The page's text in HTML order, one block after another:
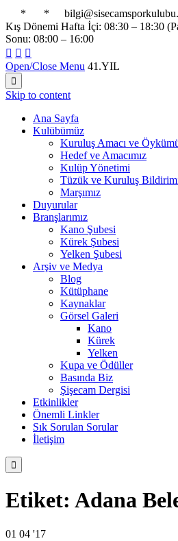
* *
Kış Dönemi Hafta İçi: 08:30 – 18:30
Sonu: 08:00 – 16:00
  
Open/Close Menu 41.YIL

Skip to content
Ana Sayfa
Kulübümüz
Kuruluş Amacı ve
Hedef ve Amacımız
Kulüp Yönetimi
Tüzük ve Kuruluş
Marşımız
Duyurular
Branşlarımız
Kano Şubesi
Kürek Şubesi
Yelken Şubesi
Arşiv ve Medya
Blog
Kütüphane
Kaynaklar
Görsel Galeri
Kano
Kürek
Yelken
Kupa ve Ödüller
Basında Biz
Şişecam Dergisi
Etkinlikler
Önemli Linkler
Sık Sorulan Sorular
İletişim

Etiket: Adana
01 04 '17